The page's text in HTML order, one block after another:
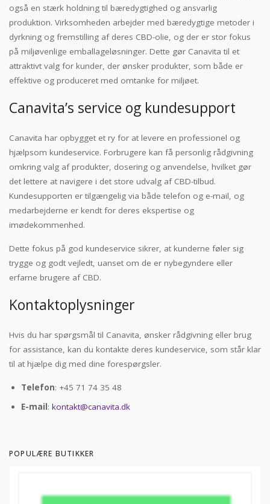
også en stærk holdning til bæredygtighed og ansvarlig
produktion. Virksomheden arbejder med bæredygtige metoder i
dyrkning og fremstilling af deres CBD-olie, og der er stor fokus
på miljøvenlige emballageløsninger. Dette gør Canavita til et
attraktivt valg for kunder, der ønsker produkter, som både er
effektive og produceret med omtanke for miljøet.
Canavita’s service og kundesupport
Canavita har opbygget et ry for at levere en professionel og
hjælpsom kundeservice. Forbrugere kan få personlig rådgivning
omkring valg af produkter, dosering og anvendelse, hvilket gør
det lettere at navigere i det store udvalg af CBD-tilbud.
Kundesupporten er tilgængelig via både telefon og e-mail, og
medarbejderne er kendt for deres ekspertise og
imødekommenhed.
Dette fokus på god kundeservice sikrer, at kunderne føler sig
trygge og godt vejledt, uanset om de er nybegyndere eller
erfarne brugere af CBD.
Kontaktoplysninger
Hvis du har spørgsmål til Canavita, ønsker rådgivning eller brug
for assistance, kan du kontakte deres kundeservice, som står klar
til at hjælpe dig med dine forespørgsler.
Telefon: +45 71 74 35 48
E-mail : kontakt@canavita.dk
POPULÆRE BUTIKKER